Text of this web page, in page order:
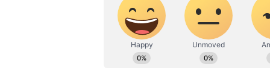
ಮುಂದಿನ 2 ವರ್ಷಗಳಲ್ಲಿ 12 ಸಾವಿರ
ಮುಂದಿನ ಎರಡು ವರ್ಷಗಳಲ್ಲಿ 12 ಸಾವಿರ